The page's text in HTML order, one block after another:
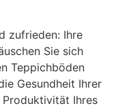
zufrieden: Ihre
Sie sich
Teppichböden
Gesundheit Ihrer
Ihres